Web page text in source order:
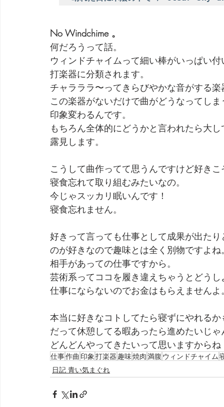
No Windchime 。
何だろうって話。
ウィンドチャイムって細い棒がいっぱい
打楽器に分類されます。
チャラララ〜ってきらびやかな音がする
この楽器がないだけで曲がどうなってしま
印象変わるんです。
もちろん全体的にどうかと言われたら大
露見します。
こうして曲作ってて思うんですけど好き
寝食忘れて取り組むみたいなの。
今じゃスッカリ眠いんです！
寝食忘れません。
好きって言っても仕事として成果が出た
のが好きなので趣味とは全く別物ですよね
相手があっての仕事ですから。
芸術系ってココを履き違えちゃうとどう
仕事にならないのでお金はもらえませんよ
本当に好きなコトしてたら寝ずにやれるか
だって休憩してる暇あったら進めたいじゃ
どんどんやってきたいって思いますからね
仕事作曲 印象打楽器 趣味焼肉満腹 ウィンドチャイム
日記 青い気まぐれ